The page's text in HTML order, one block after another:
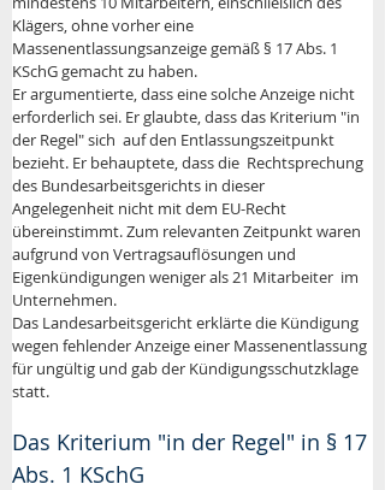
Klägers, ohne vorher eine
Massenentlassungsanzeige gemäß § 17 Abs. 1
KSchG gemacht zu haben.
Er argumentierte, dass eine solche Anzeige nicht
erforderlich sei. Er glaubte, dass das Kriterium "in
der Regel" sich  auf den Entlassungszeitpunkt
bezieht. Er behauptete, dass die  Rechtsprechung
des Bundesarbeitsgerichts in dieser
Angelegenheit nicht mit dem EU-Recht
übereinstimmt. Zum relevanten Zeitpunkt waren
aufgrund von Vertragsauflösungen und
Eigenkündigungen weniger als 21 Mitarbeiter  im
Unternehmen.
Das Landesarbeitsgericht erklärte die Kündigung
wegen fehlender Anzeige einer Massenentlassung
für ungültig und gab der Kündigungsschutzklage
statt.
Das Kriterium "in der Regel" in § 17
Abs. 1 KSchG